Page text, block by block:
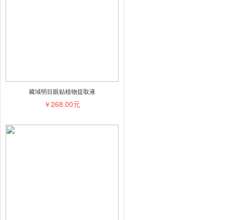
藏域明目眼贴植物提取液
￥268.00元